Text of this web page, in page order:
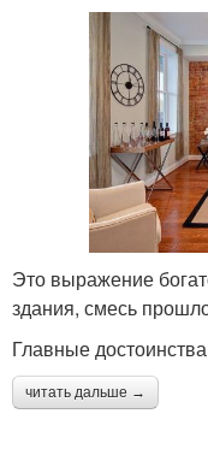
Это выражение
здания, смесь
Главные
читать дальше →